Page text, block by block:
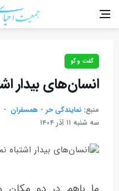
گفت و گو
انسان‌های بیدار
منبع: نمایندگی حر - همسفران
سه شنبه ۱۱ آذر ۱۴۰۴